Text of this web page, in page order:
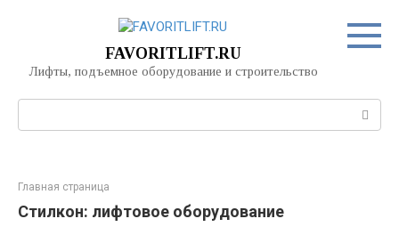
FAVORITLIFT.RU
Лифты, подъемное оборудование и строительство
Главная страница
Стилкон: лифтовое оборудование